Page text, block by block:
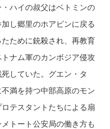
ハイの叔父はベトミンの
し郷里のホアビンに戻る
ために銃殺され、再教育
ナム軍のカンボジア侵攻
していた。グエン・タ
満を持つ中部高原のモン
テスタントたちによる扇
トート公安局の働き方も